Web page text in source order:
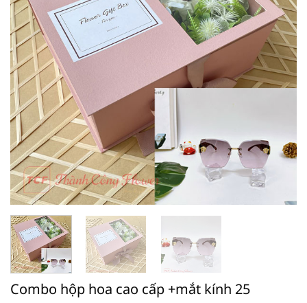
Combo hộp hoa cao cấp +mắt kính 25